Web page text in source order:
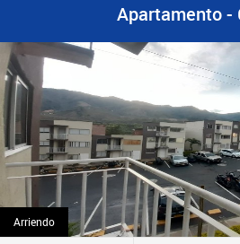
Apartamento -
Arriendo